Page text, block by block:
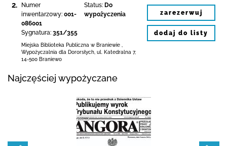
2.
Numer
inwentarzowy: 001-
086001
Sygnatura: 351/355
Status: Do
wypożyczenia
Miejska Biblioteka Publiczna w Braniewie
Wypożyczalnia dla Dororsłych, ul. Katedralna 7,
14-500 Braniewo
zarezerwuj
dodaj do listy
Najczęściej wypożyczane